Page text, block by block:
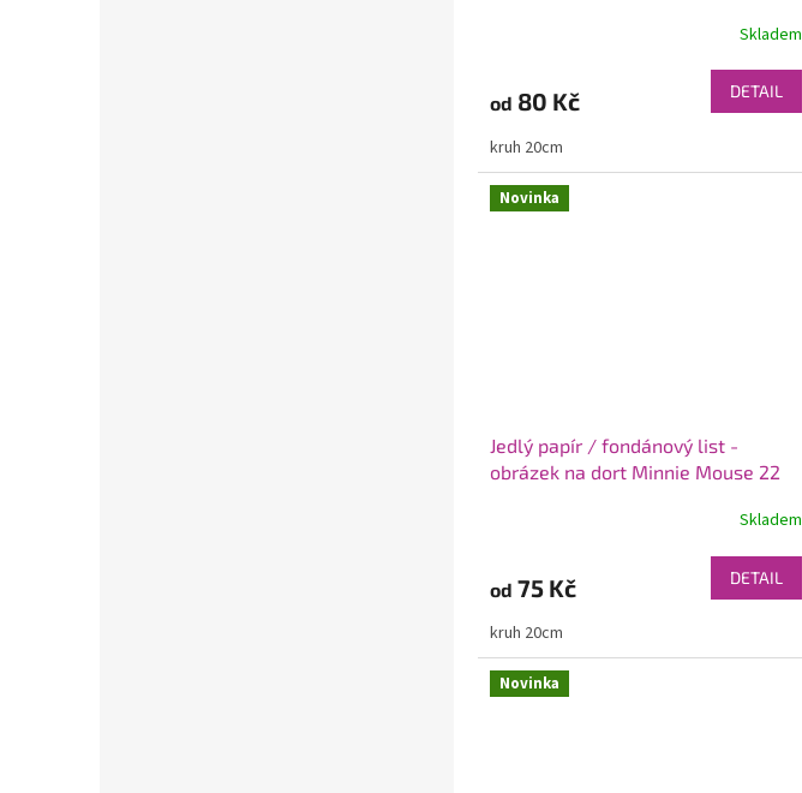
Skladem
od 80 Kč DETAIL
kruh 20cm
Novinka
Jedlý papír / fondánový list -
obrázek na dort Minnie Mouse 22
Skladem
od 75 Kč DETAIL
kruh 20cm
Novinka